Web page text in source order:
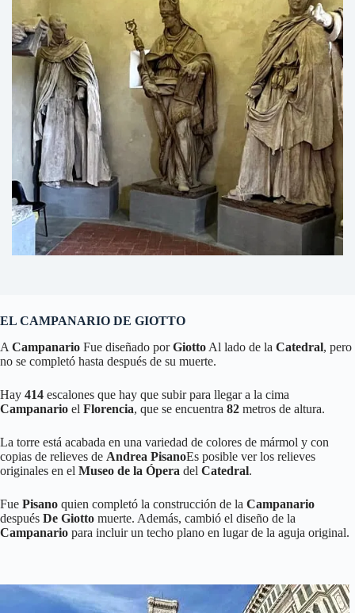
EL CAMPANARIO DE GIOTTO
A Campanario Fue diseñado porGiotto Al lado de la Catedral, pero
no se completó hasta después de su muerte.
Hay 414 escalones que hay que subir para llegar a la cima
Campanario el Florencia, que se encuentra 82 metros de altura.
La torre está acabada en una variedad de colores de mármol y con
copias de relieves de Andrea PisanoEs posible ver los relieves
originales en el Museo de la Ópera del Catedral.
Fue Pisano quien completó la construcción de la Campanario
después De Giotto muerte. Además, cambió el diseño de la
Campanario para incluir un techo plano en lugar de la aguja original.